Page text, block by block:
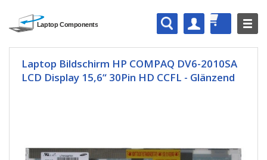
Laptop Bildschirm HP COMPAQ DV6-2010SA
LCD Display 15,6“ 30Pin HD CCFL - Glänzend